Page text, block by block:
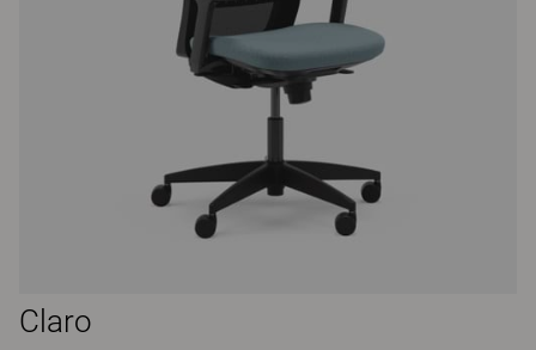
Claro